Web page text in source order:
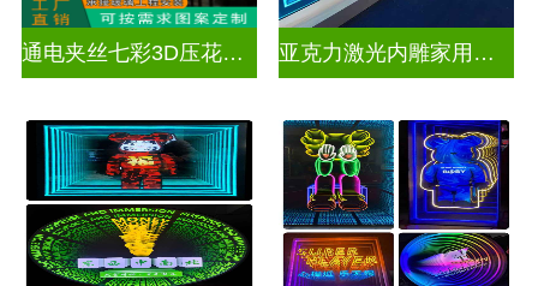
通电夹丝七彩3D压花激光内雕玻璃 亚克力激光内雕家用玄关隔断